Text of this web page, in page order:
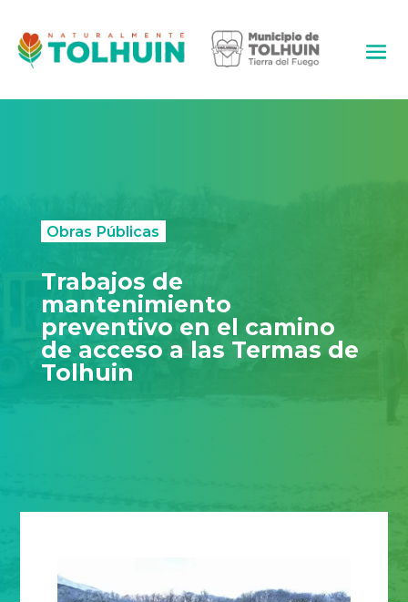
Obras Públicas
Trabajos de
mantenimiento
preventivo en el camino
de acceso a las Termas de
Tolhuin